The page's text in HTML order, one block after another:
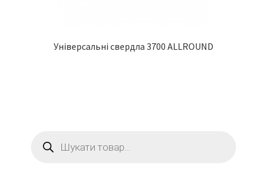
Універсальні свердла 3700 ALLROUND
товарів